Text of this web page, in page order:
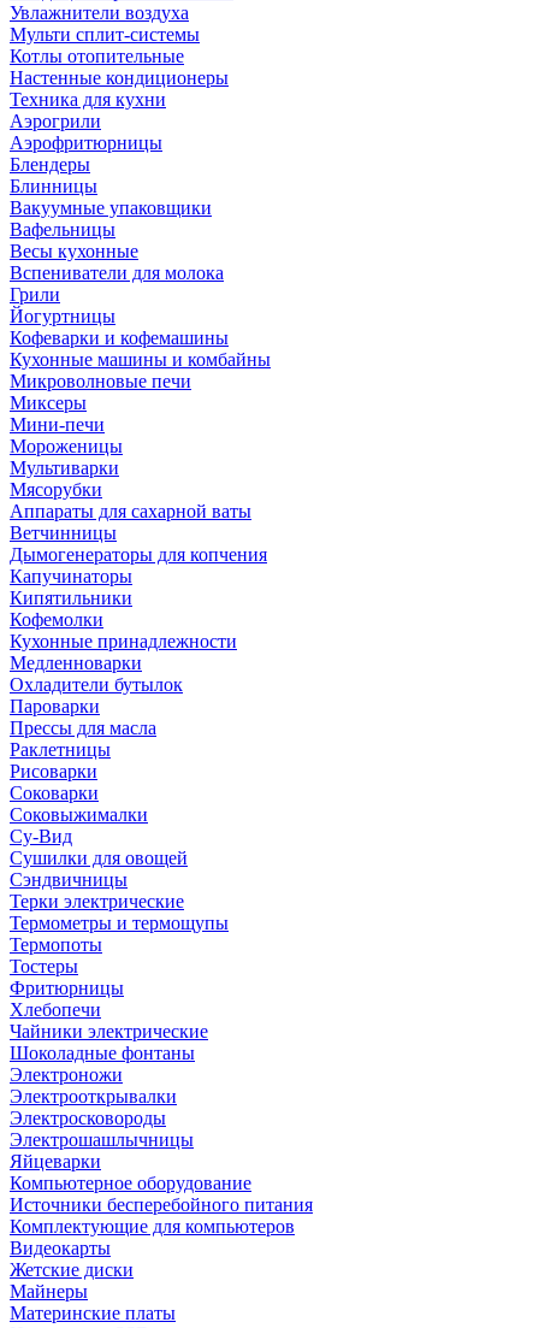
Увлажнители воздуха
Мульти сплит-системы
Котлы отопительные
Настенные кондиционеры
Техника для кухни
Аэрогрили
Аэрофритюрницы
Блендеры
Блинницы
Вакуумные упаковщики
Вафельницы
Весы кухонные
Вспениватели для молока
Грили
Йогуртницы
Кофеварки и кофемашины
Кухонные машины и комбайны
Микроволновые печи
Миксеры
Мини-печи
Мороженицы
Мультиварки
Мясорубки
Аппараты для сахарной ваты
Ветчинницы
Дымогенераторы для копчения
Капучинаторы
Кипятильники
Кофемолки
Кухонные принадлежности
Медленноварки
Охладители бутылок
Пароварки
Прессы для масла
Раклетницы
Рисоварки
Соковарки
Соковыжималки
Су-Вид
Сушилки для овощей
Сэндвичницы
Терки электрические
Термометры и термощупы
Термопоты
Тостеры
Фритюрницы
Хлебопечи
Чайники электрические
Шоколадные фонтаны
Электроножи
Электрооткрывалки
Электросковороды
Электрошашлычницы
Яйцеварки
Компьютерное оборудование
Источники бесперебойного питания
Комплектующие для компьютеров
Видеокарты
Жетские диски
Майнеры
Материнские платы